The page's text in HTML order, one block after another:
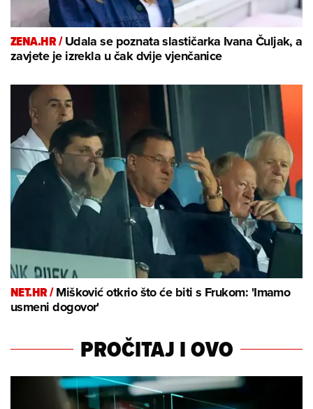
ZENA.HR /Udala se poznata slastičarka Ivana Čuljak, a
zavjete je izrekla u čak dvije vjenčanice
NET.HR /Mišković otkrio što će biti s Frukom: 'Imamo
usmeni dogovor'
PROČITAJ I OVO